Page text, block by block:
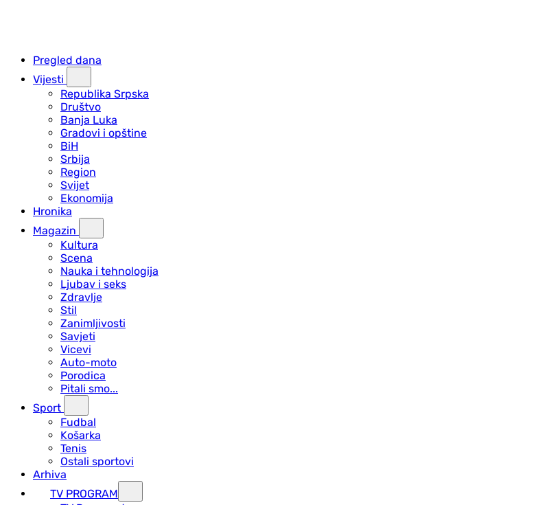
Pregled dana
Vijesti
Republika Srpska
Društvo
Banja Luka
Gradovi i opštine
BiH
Srbija
Region
Svijet
Ekonomija
Hronika
Magazin
Kultura
Scena
Nauka i tehnologija
Ljubav i seks
Zdravlje
Stil
Zanimljivosti
Savjeti
Vicevi
Auto-moto
Porodica
Pitali smo...
Sport
Fudbal
Košarka
Tenis
Ostali sportovi
Arhiva
TV PROGRAM